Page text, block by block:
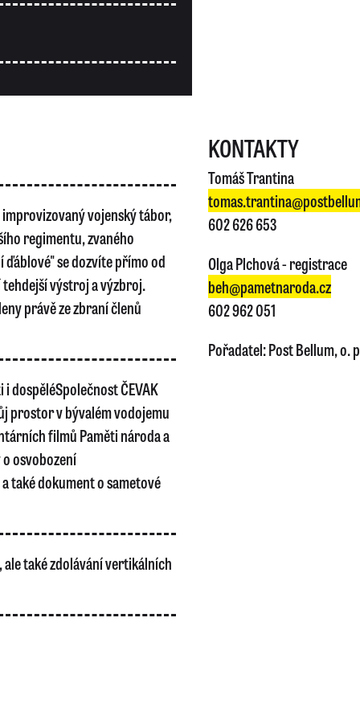
vojenský tábor,
regimentu, zvaného
ďáblové" se dozvíte přímo od
výstroj a výzbroj.
právě ze zbraní členů
dospěléSpolečnost ČEVAK
prostor v bývalém vodojemu
filmů Paměti národa a
osvobození
také dokument o sametové
také zdolávání vertikálních
KONTAKTY
Tomáš Trantina
602 626 653
Olga Plchová - registrace
beh@pametnaroda.cz
602 962 051
Pořadatel: Post Bellum, o.